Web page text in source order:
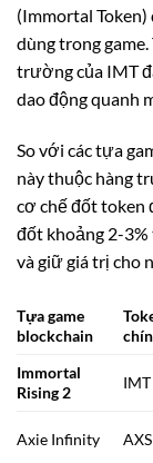
(Immortal Token)
dùng trong
trường của IMT
dao động quanh
So với các tựa
này thuộc hàng
cơ chế đốt token
đốt khoảng 2-
và giữ giá trị cho
Tựa game
blockchain
Immortal
Rising 2
IMT
Axie Infinity AXS